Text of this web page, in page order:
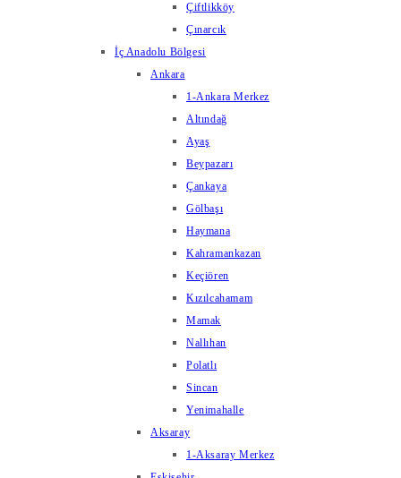
Çiftlikköy
Çınarcık
İç Anadolu Bölgesi
Ankara
1-Ankara Merkez
Altındağ
Ayaş
Beypazarı
Çankaya
Gölbaşı
Haymana
Kahramankazan
Keçiören
Kızılcahamam
Mamak
Nallıhan
Polatlı
Sincan
Yenimahalle
Aksaray
1-Aksaray Merkez